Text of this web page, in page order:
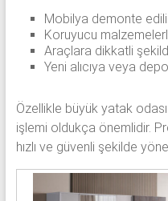
Mobilya demonte
Koruyucu
Araçlara dikkatli
Yeni alıcıya veya
Özellikle büyük yatak
işlemi oldukça önemlidir.
hızlı ve güvenli şekilde